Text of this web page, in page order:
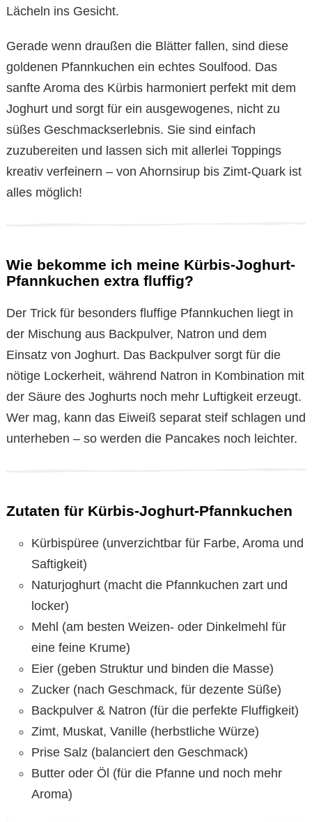
Lächeln ins Gesicht.
Gerade wenn draußen die Blätter fallen, sind diese
goldenen Pfannkuchen ein echtes Soulfood. Das
sanfte Aroma des Kürbis harmoniert perfekt mit dem
Joghurt und sorgt für ein ausgewogenes, nicht zu
süßes Geschmackserlebnis. Sie sind einfach
zuzubereiten und lassen sich mit allerlei Toppings
kreativ verfeinern – von Ahornsirup bis Zimt-Quark ist
alles möglich!
Wie bekomme ich meine Kürbis-Joghurt-
Pfannkuchen extra fluffig?
Der Trick für besonders fluffige Pfannkuchen liegt in
der Mischung aus Backpulver, Natron und dem
Einsatz von Joghurt. Das Backpulver sorgt für die
nötige Lockerheit, während Natron in Kombination mit
der Säure des Joghurts noch mehr Luftigkeit erzeugt.
Wer mag, kann das Eiweiß separat steif schlagen und
unterheben – so werden die Pancakes noch leichter.
Zutaten für Kürbis-Joghurt-Pfannkuchen
Kürbispüree (unverzichtbar für Farbe, Aroma und
Saftigkeit)
Naturjoghurt (macht die Pfannkuchen zart und
locker)
Mehl (am besten Weizen- oder Dinkelmehl für
eine feine Krume)
Eier (geben Struktur und binden die Masse)
Zucker (nach Geschmack, für dezente Süße)
Backpulver & Natron (für die perfekte Fluffigkeit)
Zimt, Muskat, Vanille (herbstliche Würze)
Prise Salz (balanciert den Geschmack)
Butter oder Öl (für die Pfanne und noch mehr
Aroma)